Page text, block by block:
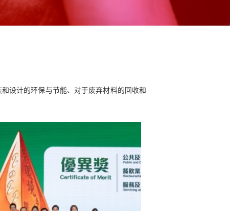
设计的环保与节能、对于废弃材料的回收和